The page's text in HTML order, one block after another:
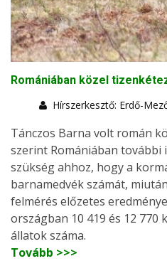
Romániában közel
Hírszerkesztő: Erdő-
Tánczos Barna volt román
szerint Romániában további
szükség ahhoz, hogy a
barnamedvék számát,
felmérés előzetes
országban 10 419 és 12
állatok száma.
Tovább >>>